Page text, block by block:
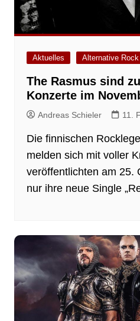
Aktuelles Alternative Rock
The Rasmus sind
Konzerte im
Andreas Schieler 11.
Die finnischen
melden sich mit voller
veröffentlichten am 25.
nur ihre neue Single